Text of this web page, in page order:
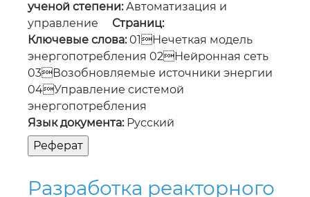
04Управление системой
энергопотребления
Язык документа:Русский
Разработка реакторного
метода получения
кориума и исследование
его структурно-фазового